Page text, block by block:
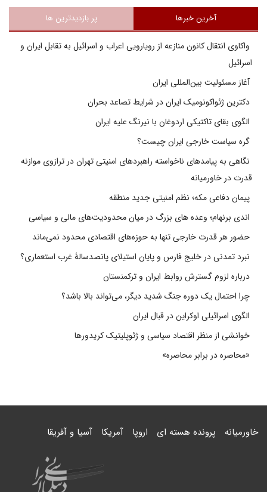
آخرین خبرها پر بازدیدترین ها
واکاوی انتقال کانون منازعه از رویارویی اعراب و اسرائیل به تقابل ایران و
اسرائیل
آغاز مسئولیت بین‌المللی ایران
دکترین ژئواکونومیک ایران در شرایط تصاعد بحران
الگوی بقای تاکتیکی اردوغان با نیرنگ علیه ایران
گره سیاست خارجی ایران چیست؟
نگاهی به پیامدهای ناخواسته راهبردهای امنیتی تهران در ترازوی موازنه
قدرت در خاورمیانه
پیمان دفاعی مکه؛ نظم امنیتی جدید منطقه
اندی برنهام؛ وعده های بزرگ در میان محدودیت‌های مالی و سیاسی
حضور هر قدرت خارجی تنها به حوزه‌های اقتصادی محدود نمی‌ماند
نبرد تمدنی در خلیج فارس و پایان استیلای پانصدسالۀ غرب استعماری؟
درباره لزوم گسترش روابط ایران و ترکمنستان
چرا احتمال یک دوره جنگ شدید دیگر، می‌تواند بالا باشد؟
الگوی اسرائیلی اوکراین در قبال ایران
خوانشی از منظر اقتصاد سیاسی و ژئوپلیتیک کریدورها
«محاصره در برابر محاصره»
خاورمیانه پرونده هسته ای اروپا آمریکا آسیا و آفریقا